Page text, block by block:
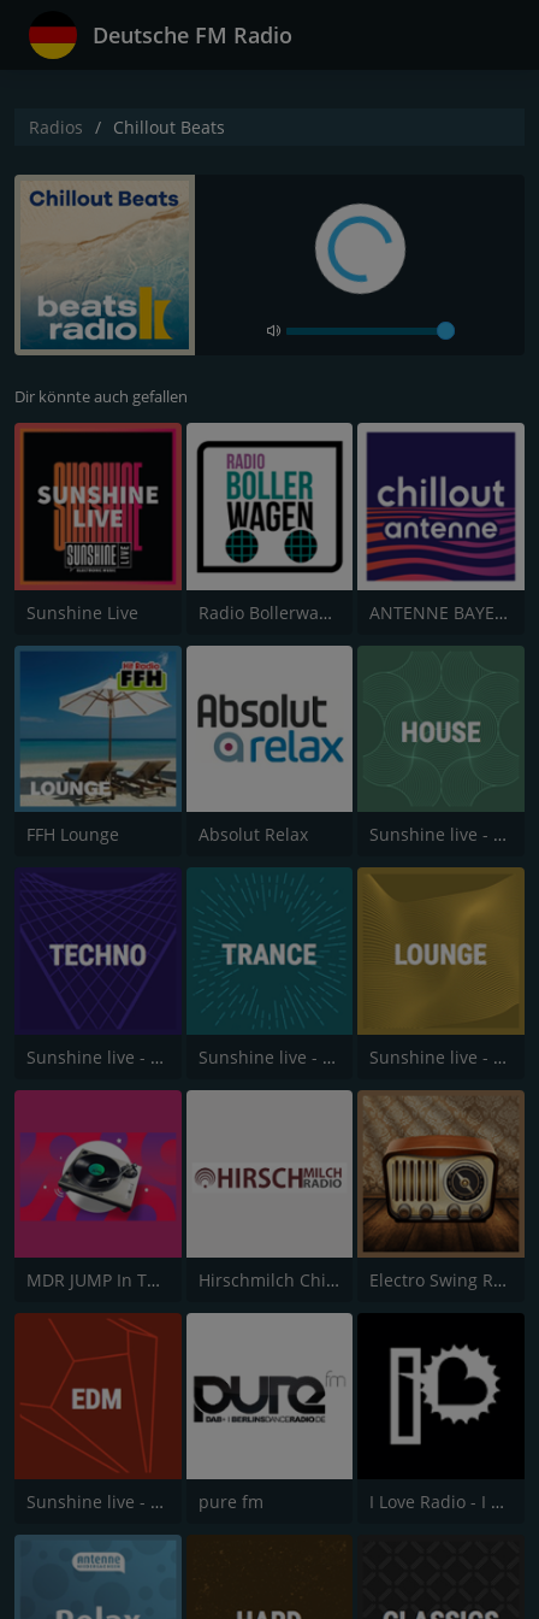
Deutsche FM Radio
Radios Chillout Beats
Dir könnte auch gefallen
Sunshine Live Radio Bollerwagen ANTENNE BAYERN Chillout
FFH Lounge Absolut Relax Sunshine live - House
Sunshine live - Techno Sunshine live - Trance Sunshine live - Lounge
MDR JUMP In The Mix Channel Hirschmilch Chillout Electro Swing Radio
Sunshine live - EDM pure fm I Love Radio - I Love to Dance